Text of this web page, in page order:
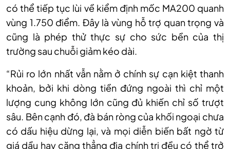
có thể tiếp tục lùi về kiểm định mốc MA200 quanh
vùng 1.750 điểm. Đây là vùng hỗ trợ quan trọng và
cũng là phép thử thực sự cho sức bền của thị
trường sau chuỗi giảm kéo dài.
“Rủi ro lớn nhất vẫn nằm ở chính sự cạn kiệt thanh
khoản, bởi khi dòng tiền đứng ngoài thì chỉ một
lượng cung không lớn cũng đủ khiến chỉ số trượt
sâu. Bên cạnh đó, đà bán ròng của khối ngoại chưa
có dấu hiệu dừng lại, và mọi diễn biến bất ngờ từ
giá dầu hay căng thẳng địa chính trị đều có thể trở